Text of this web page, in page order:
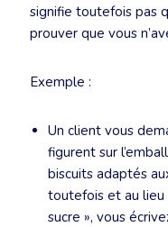
signifie toutefois pas
prouver que vous
Exemple :
Un client vous
figurent sur
biscuits adaptés
toutefois et au lieu
sucre », vous